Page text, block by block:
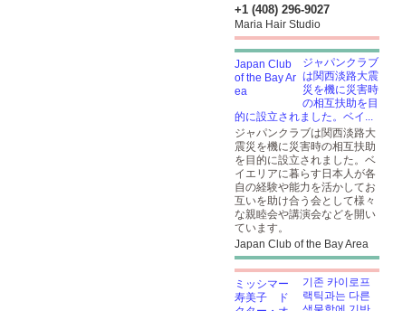
+1 (408) 296-9027
Maria Hair Studio
ジャパンクラブ
は関西淡路大震
災を機に災害時
の相互扶助を目
的に設立されました。ベイ...
ジャパンクラブは関西淡路大
震災を機に災害時の相互扶助
を目的に設立されました。ベ
イエリアに暮らす日本人が各
自の経験や能力を活かしてお
互いを助け合う会として様々
な親睦会や講演会などを開い
ています。
Japan Club of the Bay Area
기존 카이로프
랙틱과는 다른